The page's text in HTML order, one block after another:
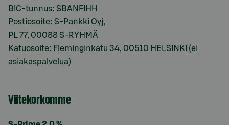
BIC-tunnus: SBANFIHH
Postiosoite: S-Pankki Oyj,
PL 77, 00088 S-RYHMÄ
Katuosoite: Fleminginkatu 34, 00510 HELSINKI (ei
asiakaspalvelua)
Viitekorkomme